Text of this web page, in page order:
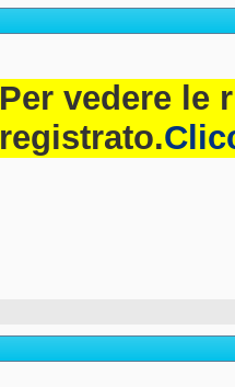
Per vedere le
registrato.